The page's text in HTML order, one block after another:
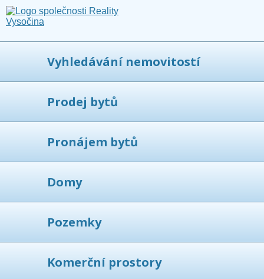
Vyhledávání nemovitostí
Prodej bytů
Pronájem bytů
Domy
Pozemky
Komerční prostory